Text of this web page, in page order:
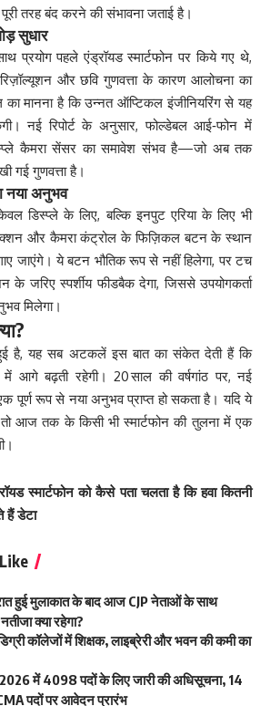
तरह बंद करने की संभावना जताई है।
सुधार
प्रयोग पहले एंड्रॉयड स्मार्टफोन पर किये गए थे,
और छवि गुणवत्ता के कारण आलोचना का
का मानना है कि उन्नत ऑप्टिकल इंजीनियरिंग से यह
नई रिपोर्ट के अनुसार, फोल्डेबल आई‑फोन में
कैमरा सेंसर का समावेश संभव है—जो अब तक
गई गुणवत्ता है।
नया अनुभव
डिस्प्ले के लिए, बल्कि इनपुट एरिया के लिए भी
और कैमरा कंट्रोल के फिज़िकल बटन के स्थान
जाएंगे। ये बटन भौतिक रूप से नहीं हिलेगा, पर टच
के जरिए स्पर्शीय फीडबैक देगा, जिससे उपयोगकर्ता
मिलेगा।
हुई है, यह सब अटकलें इस बात का संकेत देती हैं कि
आगे बढ़ती रहेगी। 20 साल की वर्षगांठ पर, नई
पूर्ण रूप से नया अनुभव प्राप्त हो सकता है। यदि ये
आज तक के किसी भी स्मार्टफोन की तुलना में एक
स्मार्टफोन को कैसे पता चलता है कि हवा कितनी
हैं डेटा
हुई मुलाकात के बाद आज CJP नेताओं के साथ
क्या रहेगा?
कॉलेजों में शिक्षक, लाइब्रेरी और भवन की कमी का
2026 में 4098 पदों के लिए जारी की अधिसूचना, 14
पदों पर आवेदन प्रारंभ